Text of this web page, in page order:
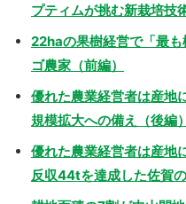
プティムが挑む新栽培技
22haの果樹経営で「最
ゴ農家（前編）
優れた農業経営者は産地
規模拡大への備え（後編）
優れた農業経営者は産地
反収44tを達成した佐賀